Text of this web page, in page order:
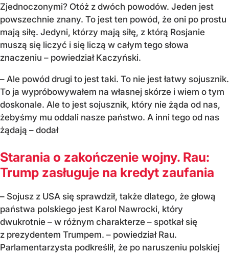
Zjednoczonymi? Otóż z dwóch powodów. Jeden jest
powszechnie znany. To jest ten powód, że oni po prostu
mają siłę. Jedyni, którzy mają siłę, z którą Rosjanie
muszą się liczyć i się liczą w całym tego słowa
znaczeniu – powiedział Kaczyński.
– Ale powód drugi to jest taki. To nie jest łatwy sojusznik.
To ja wypróbowywałem na własnej skórze i wiem o tym
doskonale. Ale to jest sojusznik, który nie żąda od nas,
żebyśmy mu oddali nasze państwo. A inni tego od nas
żądają – dodał
Starania o zakończenie wojny. Rau:
Trump zasługuje na kredyt zaufania
– Sojusz z USA się sprawdził, także dlatego, że głową
państwa polskiego jest Karol Nawrocki, który
dwukrotnie – w różnym charakterze – spotkał się
z prezydentem Trumpem. – powiedział Rau.
Parlamentarzysta podkreślił, że po naruszeniu polskiej